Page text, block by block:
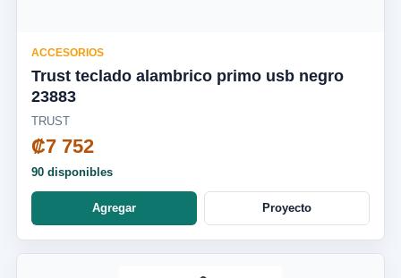
ACCESORIOS
Trust teclado alambrico primo usb negro
23883
TRUST
₡7 752
90 disponibles
Agregar Proyecto